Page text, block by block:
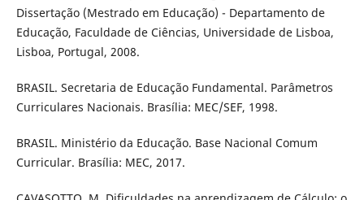
Dissertação (Mestrado em Educação) - Departamento de
Educação, Faculdade de Ciências, Universidade de Lisboa,
Lisboa, Portugal, 2008.
BRASIL. Secretaria de Educação Fundamental. Parâmetros
Curriculares Nacionais. Brasília: MEC/SEF, 1998.
BRASIL. Ministério da Educação. Base Nacional Comum
Curricular. Brasília: MEC, 2017.